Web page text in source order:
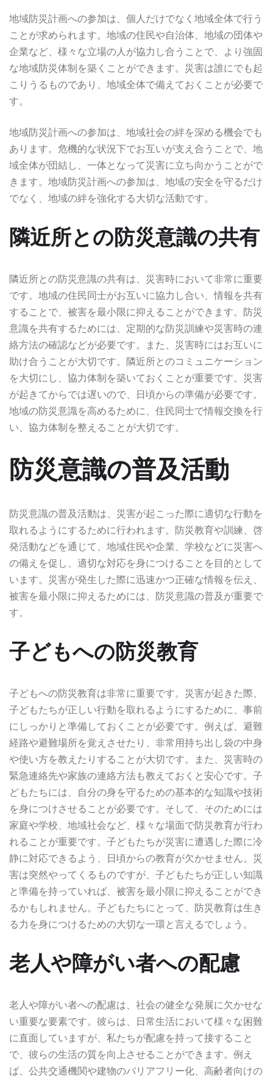
地域防災計画への参加は、個人だけでなく地域全体で行う
ことが求められます。地域の住民や自治体、地域の団体や
企業など、様々な立場の人が協力し合うことで、より強固
な地域防災体制を築くことができます。災害は誰にでも起
こりうるものであり、地域全体で備えておくことが必要で
す。
地域防災計画への参加は、地域社会の絆を深める機会でも
あります。危機的な状況下でお互いが支え合うことで、地
域全体が団結し、一体となって災害に立ち向かうことがで
きます。地域防災計画への参加は、地域の安全を守るだけ
でなく、地域の絆を強化する大切な活動です。
隣近所との防災意識の共有
隣近所との防災意識の共有は、災害時において非常に重要
です。地域の住民同士がお互いに協力し合い、情報を共有
することで、被害を最小限に抑えることができます。防災
意識を共有するためには、定期的な防災訓練や災害時の連
絡方法の確認などが必要です。また、災害時にはお互いに
助け合うことが大切です。隣近所とのコミュニケーション
を大切にし、協力体制を築いておくことが重要です。災害
が起きてからでは遅いので、日頃からの準備が必要です。
地域の防災意識を高めるために、住民同士で情報交換を行
い、協力体制を整えることが大切です。
防災意識の普及活動
防災意識の普及活動は、災害が起こった際に適切な行動を
取れるようにするために行われます。防災教育や訓練、啓
発活動などを通じて、地域住民や企業、学校などに災害へ
の備えを促し、適切な対応を身につけることを目的として
います。災害が発生した際に迅速かつ正確な情報を伝え、
被害を最小限に抑えるためには、防災意識の普及が重要で
す。
子どもへの防災教育
子どもへの防災教育は非常に重要です。災害が起きた際、
子どもたちが正しい行動を取れるようにするために、事前
にしっかりと準備しておくことが必要です。例えば、避難
経路や避難場所を覚えさせたり、非常用持ち出し袋の中身
や使い方を教えたりすることが大切です。また、災害時の
緊急連絡先や家族の連絡方法も教えておくと安心です。子
どもたちには、自分の身を守るための基本的な知識や技術
を身につけさせることが必要です。そして、そのためには
家庭や学校、地域社会など、様々な場面で防災教育が行わ
れることが重要です。子どもたちが災害に遭遇した際に冷
静に対応できるよう、日頃からの教育が欠かせません。災
害は突然やってくるものですが、子どもたちが正しい知識
と準備を持っていれば、被害を最小限に抑えることができ
るかもしれません。子どもたちにとって、防災教育は生き
る力を身につけるための大切な一環と言えるでしょう。
老人や障がい者への配慮
老人や障がい者への配慮は、社会の健全な発展に欠かせな
い重要な要素です。彼らは、日常生活において様々な困難
に直面していますが、私たちが配慮を持って接すること
で、彼らの生活の質を向上させることができます。例え
ば、公共交通機関や建物のバリアフリー化、高齢者向けの